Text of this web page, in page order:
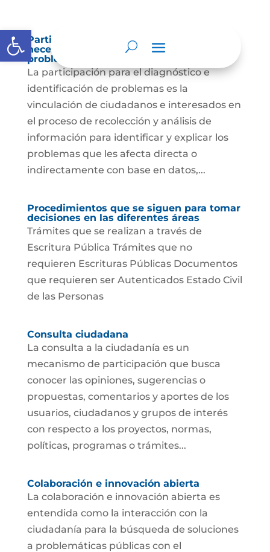
Abrir barra de herramientas
Participación para el diagnóstico de
necesidades e identificación de
problemas.
La participación para el diagnóstico e
identificación de problemas es la
vinculación de ciudadanos e interesados en
el proceso de recolección y análisis de
información para identificar y explicar los
problemas que les afecta directa o
indirectamente con base en datos,...
Procedimientos que se siguen para tomar
decisiones en las diferentes áreas
Trámites que se realizan a través de
Escritura Pública Trámites que no
requieren Escrituras Públicas Documentos
que requieren ser Autenticados Estado Civil
de las Personas
Consulta ciudadana
La consulta a la ciudadanía es un
mecanismo de participación que busca
conocer las opiniones, sugerencias o
propuestas, comentarios y aportes de los
usuarios, ciudadanos y grupos de interés
con respecto a los proyectos, normas,
políticas, programas o trámites...
Colaboración e innovación abierta
La colaboración e innovación abierta es
entendida como la interacción con la
ciudadanía para la búsqueda de soluciones
a problemáticas públicas con el